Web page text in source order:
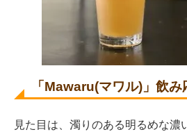
「Mawaru(マワル)」飲
見た目は、濁りのある明るめな濃